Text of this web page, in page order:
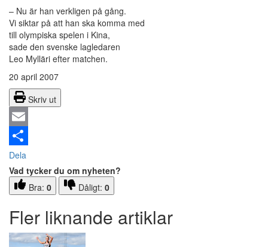
– Nu är han verkligen på gång.
Vi siktar på att han ska komma med
till olympiska spelen i Kina,
sade den svenske lagledaren
Leo Mylläri efter matchen.
20 april 2007
Skriv ut
Email
Dela
Vad tycker du om nyheten?
Bra: 0 Dåligt: 0
Fler liknande artiklar